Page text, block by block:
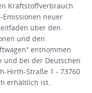
Kraftstoffverbrauch
-Emissionen neuer
über den
und den
entnommen
und bei der Deutschen
Hirth-Straße 1 - 73760
erhältlich ist.